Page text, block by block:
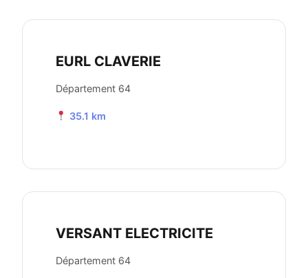
EURL CLAVERIE
Département 64
35.1 km
VERSANT ELECTRICITE
Département 64